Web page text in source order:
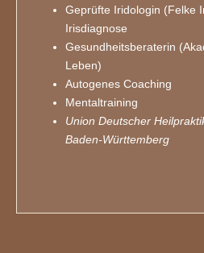
Geprüfte Iridologin (Felke
Irisdiagnose
Gesundheitsberaterin
Leben)
Autogenes Coaching
Mentaltraining
Union Deutscher
Baden-Württemberg